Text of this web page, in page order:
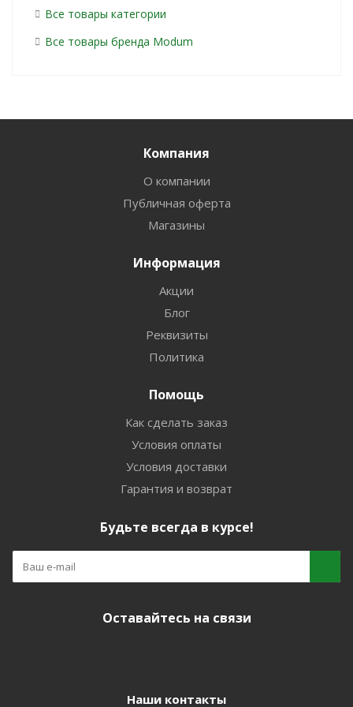
Все товары категории
Все товары бренда Modum
Компания
О компании
Публичная оферта
Магазины
Информация
Акции
Блог
Реквизиты
Политика
Помощь
Как сделать заказ
Условия оплаты
Условия доставки
Гарантия и возврат
Будьте всегда в курсе!
Оставайтесь на связи
Наши контакты